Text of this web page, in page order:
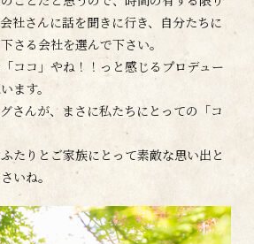
社さんに話を聞きに行き、自分たちに
さる会社を選んで下さい。
ココ」やね！！っと感じるプロデュー
ます。
さんが、まさに私たちにとっての「コ
たりとご家族にとって素敵な思い出と
いね。